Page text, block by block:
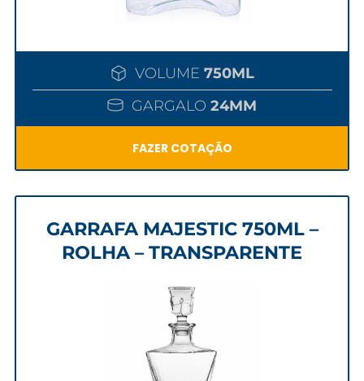
VOLUME 750ML
GARGALO 24MM
FAZER COTAÇÃO
GARRAFA MAJESTIC 750ML –
ROLHA – TRANSPARENTE